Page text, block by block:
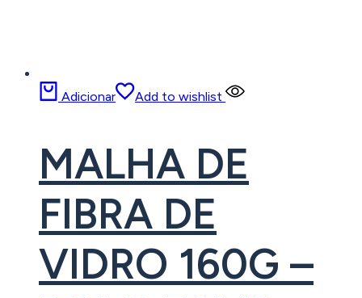
Adicionar Add to wishlist
MALHA DE
FIBRA DE
VIDRO 160G –